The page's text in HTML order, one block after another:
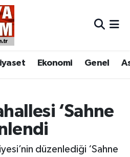
Ekonomi Genel
‘Sahne
düzenlediği ‘Sahne
Haritası
ve Fikstür